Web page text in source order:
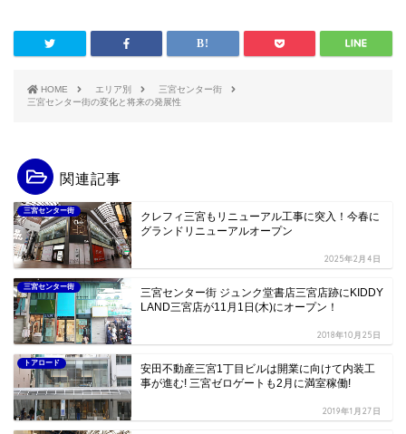
HOME エリア別
三宮センター街
三宮センター街の変化と将来の発展性
関連記事
三宮センター街
クレフィ三宮もリニューアル工事に突入！今春に
グランドリニューアルオープン
2025年2月4日
三宮センター街
三宮センター街 ジュンク堂書店三宮店跡にKIDDY
LAND三宮店が11月1日(木)にオープン！
2018年10月25日
トアロード
安田不動産三宮1丁目ビルは開業に向けて内装工
事が進む! 三宮ゼロゲートも2月に満室稼働!
2019年1月27日